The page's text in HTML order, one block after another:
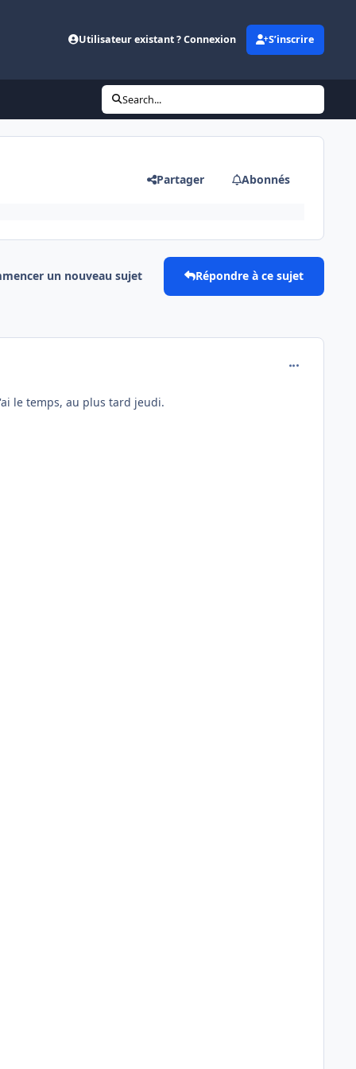
Utilisateur existant ? Connexion S’inscrire
Search...
Partager Abonnés
un nouveau sujet Répondre à ce sujet
le temps, au plus tard jeudi.